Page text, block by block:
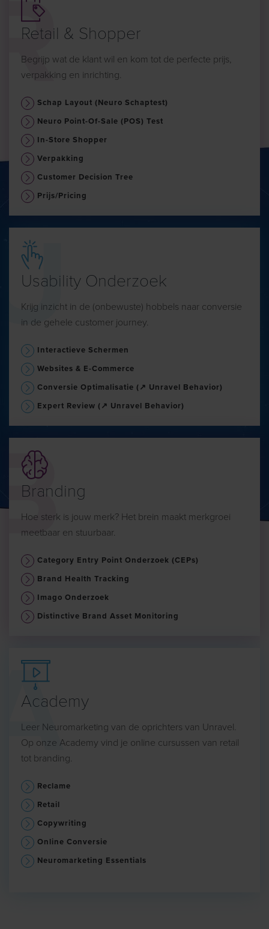
Retail & Shopper
Begrijp wat de klant wil en kom tot de perfecte prijs,
verpakking en inrichting.
Schap Layout (Neuro Schaptest)
Neuro Point-Of-Sale (POS) Test
In-Store Shopper
Verpakking
Customer Decision Tree
Prijs/pricing
Usability Onderzoek
Krijg inzicht in de (onbewuste) hobbels naar conversie
in de gehele customer journey.
Interactieve Schermen
Websites & E-Commerce
Conversie Optimalisatie (↗ Unravel Behavior)
Expert Review (↗ Unravel Behavior)
Branding
Hoe sterk is jouw merk? Het brein maakt merkgroei
meetbaar en stuurbaar.
Category Entry Point Onderzoek (CEPs)
Brand Health Tracking
Imago Onderzoek
Distinctive Brand Asset Monitoring
Academy
Leer Neuromarketing van de oprichters van Unravel.
Op onze Academy vind je online cursussen van retail
tot branding.
Reclame
Retail
Copywriting
Online Conversie
Neuromarketing Essentials